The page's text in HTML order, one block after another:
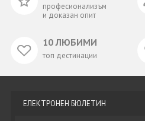
професионализъм
и доказан опит
10 ЛЮБИМИ
топ дестинации
ЕЛЕКТРОНЕН БЮЛЕТИН